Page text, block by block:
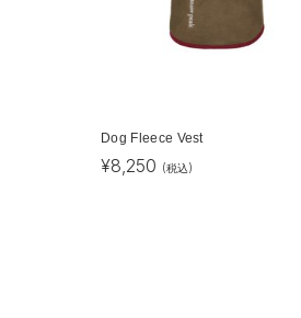
Dog Fleece Vest
¥8,250 (税込)